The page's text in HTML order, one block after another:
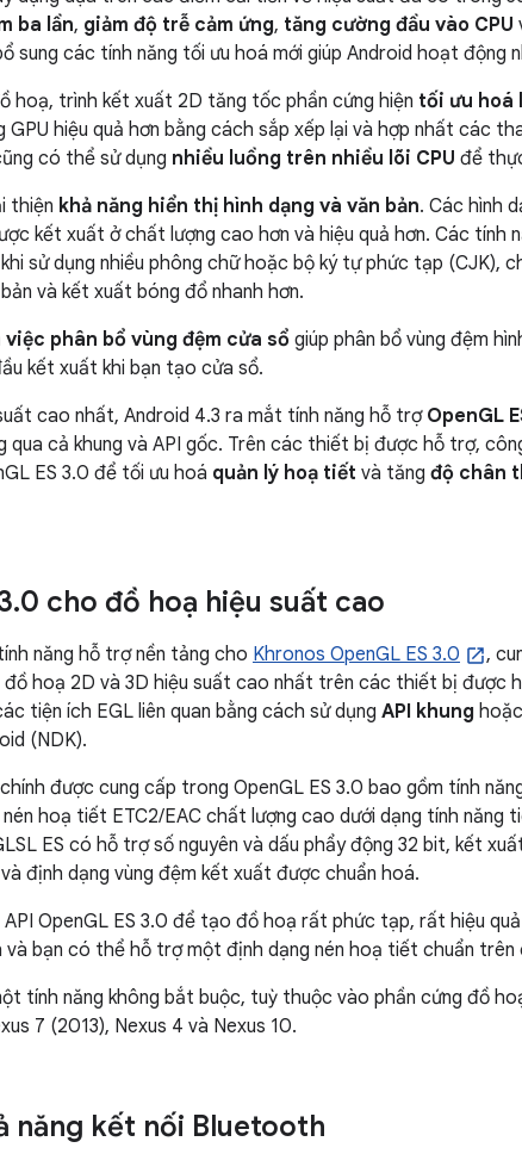
ba lần, giảm độ trễ cảm ứng, tăng cường đầu vào CPU
sung các tính năng tối ưu hoá mới giúp Android hoạt động
hoạ, trình kết xuất 2D tăng tốc phần cứng hiện tối ưu hoá
GPU hiệu quả hơn bằng cách sắp xếp lại và hợp nhất các
có thể sử dụng nhiều luồng trên nhiều lõi CPU để
thiện khả năng hiển thị hình dạng và văn bản. Các hình
kết xuất ở chất lượng cao hơn và hiệu quả hơn. Các tính
sử dụng nhiều phông chữ hoặc bộ ký tự phức tạp (CJK),
và kết xuất bóng đổ nhanh hơn.
phân bổ vùng đệm cửa sổ giúp phân bổ vùng đệm
kết xuất khi bạn tạo cửa sổ.
cao nhất, Android 4.3 ra mắt tính năng hỗ trợOpenGL
qua cả khung và API gốc. Trên các thiết bị được hỗ trợ,
ES 3.0 để tối ưu hoá quản lý hoạ tiết và tăng độ chân
.0 cho đồ hoạ hiệu suất cao
năng hỗ trợ nền tảng cho Khronos OpenGL ES 3.0
,
đồ hoạ 2D và 3D hiệu suất cao nhất trên các thiết bị được
tiện ích EGL liên quan bằng cách sử dụng API khung hoặc
(NDK).
được cung cấp trong OpenGL ES 3.0 bao gồm tính
hoạ tiết ETC2/EAC chất lượng cao dưới dạng tính năng
ES có hỗ trợ số nguyên và dấu phẩy động 32 bit, kết
định dạng vùng đệm kết xuất được chuẩn hoá.
OpenGL ES 3.0 để tạo đồ hoạ rất phức tạp, rất hiệu
và bạn có thể hỗ trợ một định dạng nén hoạ tiết chuẩn
tính năng không bắt buộc, tuỳ thuộc vào phần cứng đồ
7 (2013), Nexus 4 và Nexus 10.
năng kết nối Bluetooth